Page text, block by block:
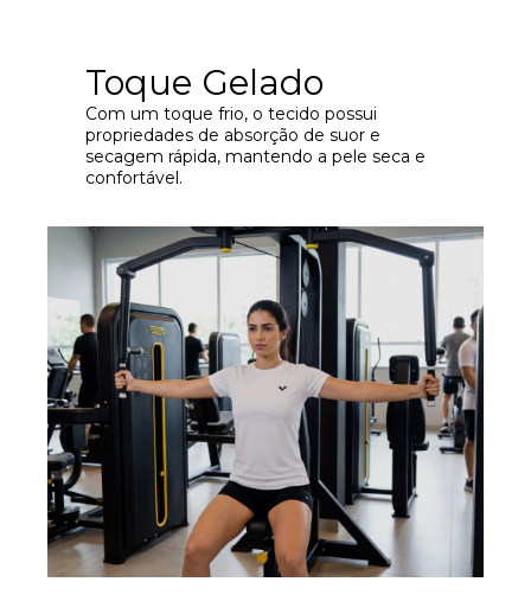
Toque Gelado
Com um toque frio, o tecido possui
propriedades de absorção de suor e
secagem rápida, mantendo a pele seca e
confortável.